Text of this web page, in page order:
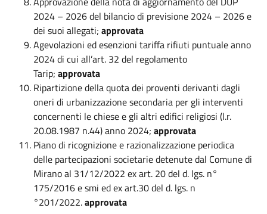
2024 – 2026 del bilancio di previsione 2024 – 2026 e
dei suoi allegati; approvata
Agevolazioni ed esenzioni tariffa rifiuti puntuale anno
2024 di cui all’art. 32 del regolamento
Tarip; approvata
Ripartizione della quota dei proventi derivanti dagli
oneri di urbanizzazione secondaria per gli interventi
concernenti le chiese e gli altri edifici religiosi (l.r.
20.08.1987 n.44) anno 2024; approvata
Piano di ricognizione e razionalizzazione periodica
delle partecipazioni societarie detenute dal Comune di
Mirano al 31/12/2022 ex art. 20 del d. lgs. n°
175/2016 e smi ed ex art.30 del d. lgs. n
°201/2022.approvata